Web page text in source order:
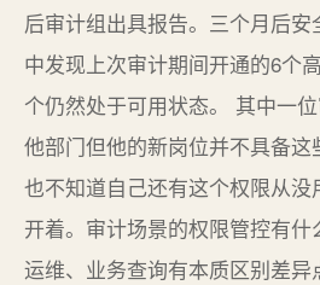
后审计组出具报告。三个月后
中发现上次审计期间开通的6个
个仍然处于可用状态。 其中一
他部门但他的新岗位并不具备
也不知道自己还有这个权限从
开着。审计场景的权限管控有
运维、业务查询有本质区别差